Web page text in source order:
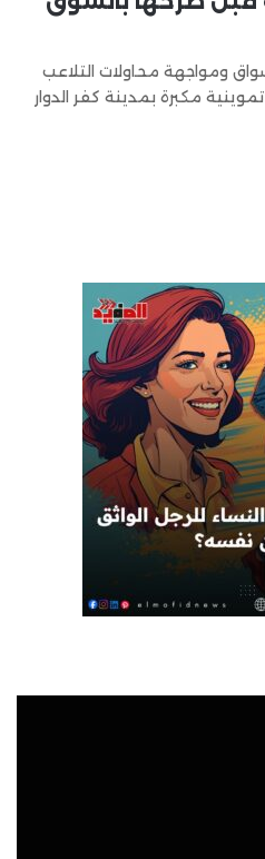
ومواجهة محاولات التلاعب
مكبرة بمدينة كفر الدوار